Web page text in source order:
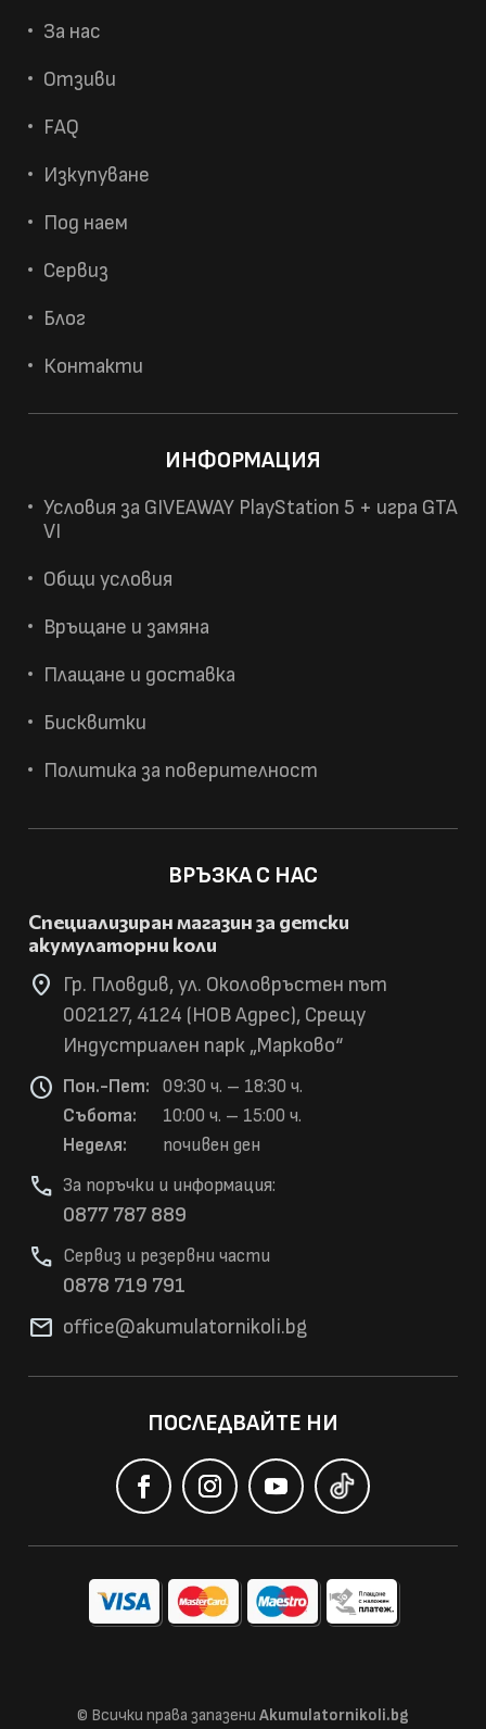
За нас
Отзиви
FAQ
Изкупуване
Под наем
Сервиз
Блог
Контакти
ИНФОРМАЦИЯ
Условия за GIVEAWAY PlayStation 5 + игра GTA
VI
Общи условия
Връщане и замяна
Плащане и доставка
Бисквитки
Политика за поверителност
ВРЪЗКА С НАС
Специализиран магазин за детски
акумулаторни коли
location_on
Гр. Пловдив, ул. Околовръстен път
002127, 4124 (НОВ Адрес), Срещу
Индустриален парк „Марково“
schedule Пон.-Пет:
09:30 ч. – 18:30 ч.
Събота:
10:00 ч. – 15:00 ч.
Неделя:
почивен ден
За поръчки и информация:
phone
0877 787 889
Сервиз и резервни части
phone
0878 719 791
mail office@akumulatornikoli.bg
ПОСЛЕДВАЙТЕ НИ
© Всички права запазени Akumulatornikoli.bg